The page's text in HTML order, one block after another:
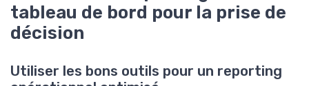
tableau de bord pour la prise de
décision
Utiliser les bons outils pour un reporting